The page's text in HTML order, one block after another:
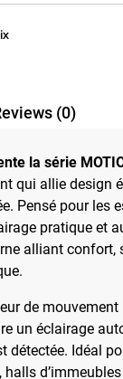
(0)
la série
qui allie design
Pensé pour les
pratique et
alliant confort,
de mouvement
un éclairage
détectée. Idéal
halls